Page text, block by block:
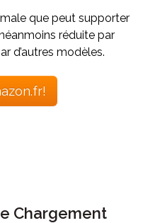
que peut supporter
réduite par
d’autres modèles.
Chargement